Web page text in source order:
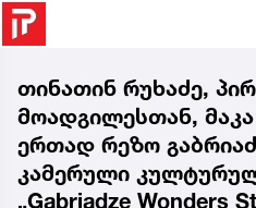
თინათინ რუხაძე,
მოადგილესთან,
ერთად რეზო
კამერული
„Gabriadze Wonders